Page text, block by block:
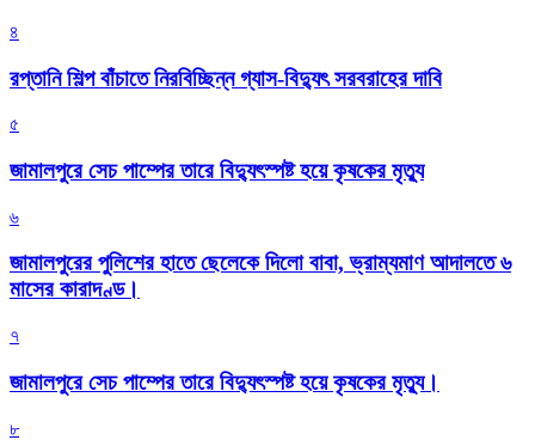
৪
রপ্তানি শিল্প বাঁচাতে নিরবিচ্ছিন্ন গ্যাস-বিদ্যুৎ সরবরাহের দাবি
৫
জামালপুরে সেচ পাম্পের তারে বিদ্যুৎস্পষ্ট হয়ে কৃষকের মৃত্যু
৬
জামালপুরের পুলিশের হাতে ছেলেকে দিলো বাবা, ভ্রাম্যমাণ আদালতে ৬
মাসের কারাদণ্ড।
৭
জামালপুরে সেচ পাম্পের তারে বিদ্যুৎস্পষ্ট হয়ে কৃষকের মৃত্যু।
৮